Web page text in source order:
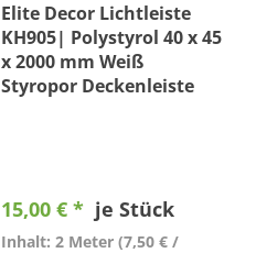
Elite Decor Lichtleiste
KH905| Polystyrol 40 x 45
x 2000 mm Weiß
Styropor Deckenleiste
15,00 € * je Stück
Inhalt: 2 Meter (7,50 € /